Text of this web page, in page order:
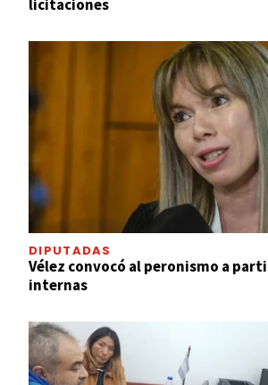
licitaciones
DIPUTADAS
Vélez convocó al peronismo a
internas